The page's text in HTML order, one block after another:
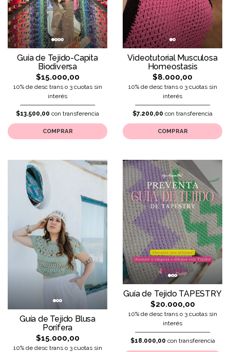
Guía de Tejido-Capita
Biodiversa
$15.000,00
10% de desc trans o 3 cuotas sin
interés
$13.500,00 con transferencia
COMPRAR
Videotutorial Musculosa
Homeostasis
$8.000,00
10% de desc trans o 3 cuotas sin
interés
$7.200,00 con transferencia
COMPRAR
Guía de Tejido Blusa
Porífera
$15.000,00
10% de desc trans o 3 cuotas sin
Guía de Tejido TAPESTRY
$20.000,00
10% de desc trans o 3 cuotas sin
interés
$18.000,00 con transferencia